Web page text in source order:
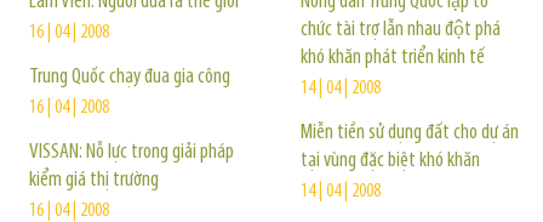
16 | 04 | 2008
Trung Quốc chạy đua gia công
16 | 04 | 2008
VISSAN: Nỗ lực trong giải pháp
kiểm giá thị trường
16 | 04 | 2008
chức tài trợ lẫn nhau đột phá
khó khăn phát triển kinh tế
14 | 04 | 2008
Miễn tiền sử dụng đất cho dự án
tại vùng đặc biệt khó khăn
14 | 04 | 2008